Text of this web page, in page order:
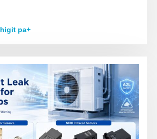
pa+